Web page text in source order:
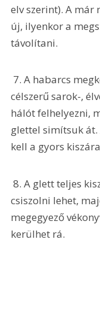
elv szerint). A
új, ilyenkor a
távolítani.
célszerű sarok-,
hálót felhelyezni,
glettel simítsuk
kell a gyors
8. A glett teljes kiszáradása után a felületet
csiszolni lehet,
megegyező
kerülhet rá.